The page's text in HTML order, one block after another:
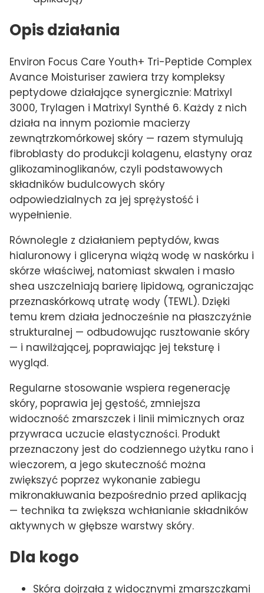
Opis działania
Environ Focus Care Youth+ Tri-Peptide Complex
Avance Moisturiser zawiera trzy kompleksy
peptydowe działające synergicznie: Matrixyl
3000, Trylagen i Matrixyl Synthé 6. Każdy z nich
działa na innym poziomie macierzy
zewnątrzkomórkowej skóry — razem stymulują
fibroblasty do produkcji kolagenu, elastyny oraz
glikozaminoglikanów, czyli podstawowych
składników budulcowych skóry
odpowiedzialnych za jej sprężystość i
wypełnienie.
Równolegle z działaniem peptydów, kwas
hialuronowy i gliceryna wiążą wodę w naskórku i
skórze właściwej, natomiast skwalen i masło
shea uszczelniają barierę lipidową, ograniczając
przeznaskórkową utratę wody (TEWL). Dzięki
temu krem działa jednocześnie na płaszczyźnie
strukturalnej — odbudowując rusztowanie skóry
— i nawilżającej, poprawiając jej teksturę i
wygląd.
Regularne stosowanie wspiera regenerację
skóry, poprawia jej gęstość, zmniejsza
widoczność zmarszczek i linii mimicznych oraz
przywraca uczucie elastyczności. Produkt
przeznaczony jest do codziennego użytku rano i
wieczorem, a jego skuteczność można
zwiększyć poprzez wykonanie zabiegu
mikronakłuwania bezpośrednio przed aplikacją
— technika ta zwiększa wchłanianie składników
aktywnych w głębsze warstwy skóry.
Dla kogo
Skóra dojrzała z widocznymi zmarszczkami